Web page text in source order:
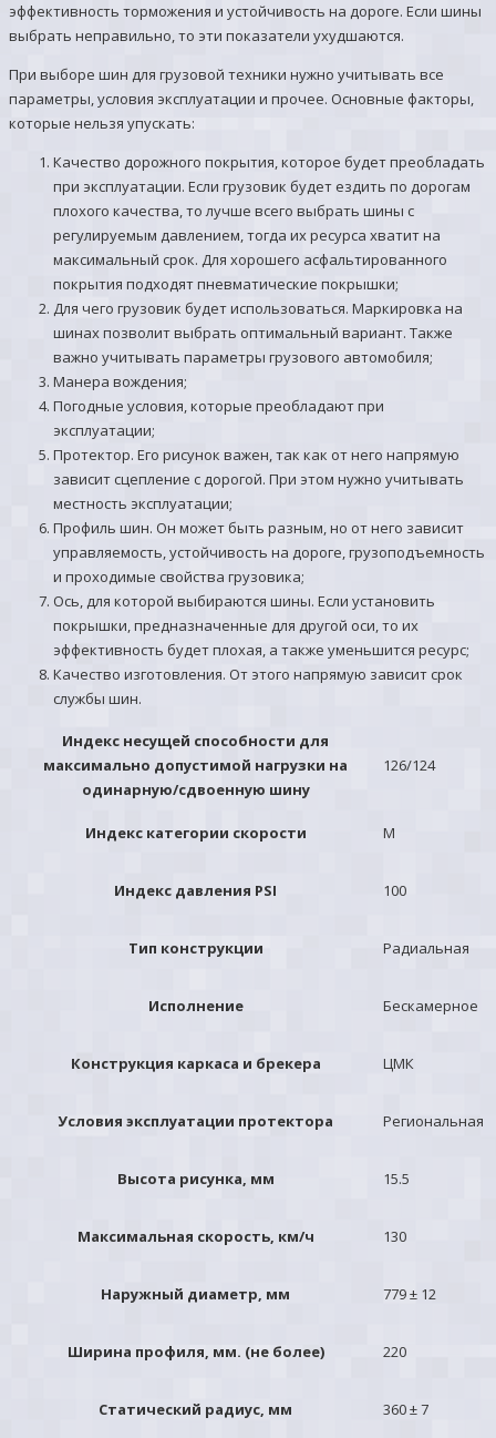
эффективность торможения и устойчивость на дороге. Если шины
выбрать неправильно, то эти показатели ухудшаются.
При выборе шин для грузовой техники нужно учитывать все
параметры, условия эксплуатации и прочее. Основные факторы,
которые нельзя упускать:
Качество дорожного покрытия, которое будет преобладать
при эксплуатации. Если грузовик будет ездить по дорогам
плохого качества, то лучше всего выбрать шины с
регулируемым давлением, тогда их ресурса хватит на
максимальный срок. Для хорошего асфальтированного
покрытия подходят пневматические покрышки;
Для чего грузовик будет использоваться. Маркировка на
шинах позволит выбрать оптимальный вариант. Также
важно учитывать параметры грузового автомобиля;
Манера вождения;
Погодные условия, которые преобладают при
эксплуатации;
Протектор. Его рисунок важен, так как от него напрямую
зависит сцепление с дорогой. При этом нужно учитывать
местность эксплуатации;
Профиль шин. Он может быть разным, но от него зависит
управляемость, устойчивость на дороге, грузоподъемность
и проходимые свойства грузовика;
Ось, для которой выбираются шины. Если установить
покрышки, предназначенные для другой оси, то их
эффективность будет плохая, а также уменьшится ресурс;
Качество изготовления. От этого напрямую зависит срок
службы шин.
Индекс несущей способности для
максимально допустимой нагрузки на
одинарную/сдвоенную шину
126/124
Индекс категории скорости M
Индекс давления PSI 100
Тип конструкции Радиальная
Исполнение Бескамерное
Конструкция каркаса и брекера ЦМК
Условия эксплуатации протектора Региональная
Высота рисунка, мм 15.5
Максимальная скорость, км/ч 130
Наружный диаметр, мм 779 ± 12
Ширина профиля, мм. (не более) 220
Статический радиус, мм 360 ± 7